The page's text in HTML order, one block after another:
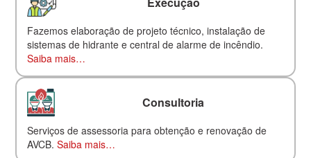
Fazemos elaboração de projeto técnico, instalação de
sistemas de hidrante e central de alarme de incêndio.
Saiba mais…
Consultoria
Serviços de assessoria para obtenção e renovação de
AVCB.Saiba mais…